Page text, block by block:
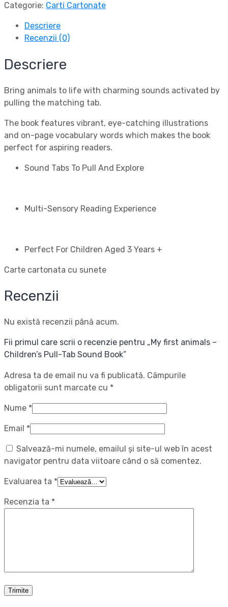
Categorie: Carti Cartonate
Descriere
Recenzii (0)
Descriere
Bring animals to life with charming sounds activated by
pulling the matching tab.
The book features vibrant, eye-catching illustrations
and on-page vocabulary words which makes the book
perfect for aspiring readers.
Sound Tabs To Pull And Explore
Multi-Sensory Reading Experience
Perfect For Children Aged 3 Years +
Carte cartonata cu sunete
Recenzii
Nu există recenzii până acum.
Fii primul care scrii o recenzie pentru „My first animals –
Children’s Pull-Tab Sound Book”
Adresa ta de email nu va fi publicată. Câmpurile
obligatorii sunt marcate cu *
Nume *
Email *
Salvează-mi numele, emailul și site-ul web în acest
navigator pentru data viitoare când o să comentez.
Evaluarea ta *
Recenzia ta *